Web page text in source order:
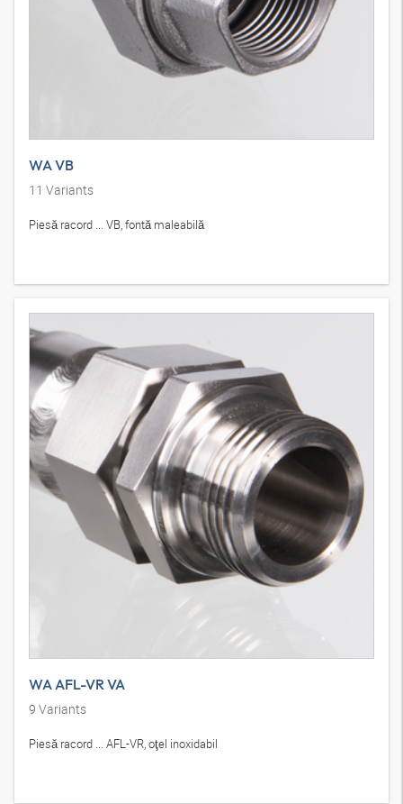
WA VB
11 Variants
Piesă racord ... VB, fontă maleabilă
WA AFL-VR VA
9 Variants
Piesă racord ... AFL-VR, oţel inoxidabil